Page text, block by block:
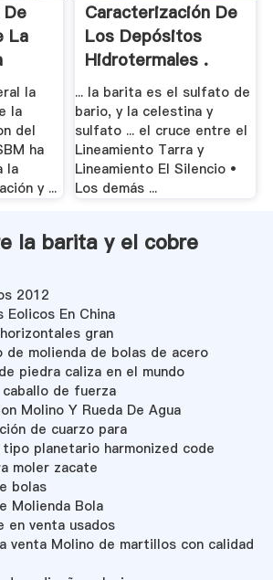
La
la
la
del
ha
la
y ...
Caracterización De
Los Depósitos
Hidrotermales .
... la barita es el sulfato de
bario, y la celestina y
sulfato ... el cruce entre el
Lineamiento Tarra y
Lineamiento El Silencio •
Los demás ...
la barita y el cobre
2012
Eolicos En China
gran
molienda de bolas de acero
piedra caliza en el mundo
de fuerza
Molino Y Rueda De Agua
de cuarzo para
planetario harmonized code
moler zacate
bolas
Molienda Bola
en venta usados
venta Molino de martillos con calidad